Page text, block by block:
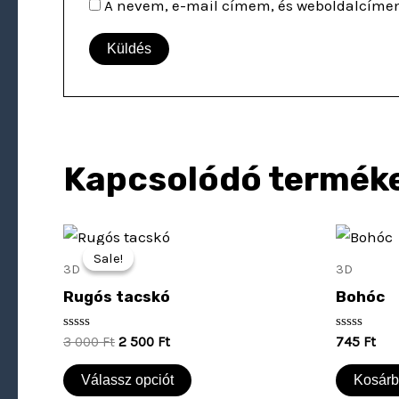
A nevem, e-mail címem, és
Kapcsolódó
Sale!
Sale!
3D
Rugós tacskó
Értékelés:
5
3 000Ft
Original
was:
000 Ft.
2 500 Ft
Válassz opciót
3D
Bohóc
Értékelés:
5
745 Ft